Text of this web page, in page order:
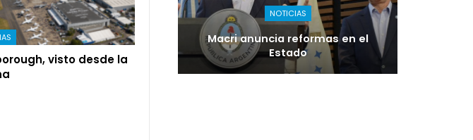
visto desde la
NOTICIAS
Macri anuncia reformas en el
Estado